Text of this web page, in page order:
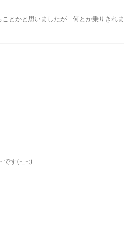
とかと思いましたが、何とか乗りきれま
です(-_-;)